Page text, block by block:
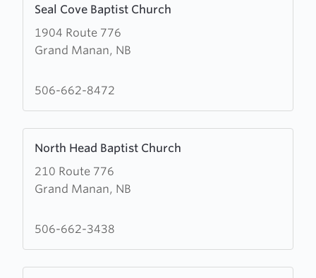
Seal Cove Baptist Church
1904 Route 776
Grand Manan, NB
more
about
Seal
Baptist
506-662-8472
North Head Baptist Church
210 Route 776
Grand Manan, NB
more
about
North
Baptist
506-662-3438